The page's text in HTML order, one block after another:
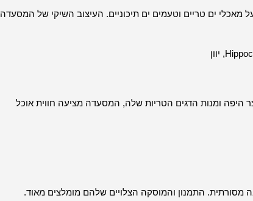
ים טריים וטעמים ים תיכוניים. העיצוב השיקי של המסעדה
ומנות הדגים הטריות שלה, המסעדה מציעה חווית אוכל
מסורתית. התמנון והמוסקה הצלויים שלהם מומלצים מאוד.